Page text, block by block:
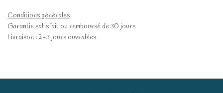
Conditions générales
Garantie satisfait ou remboursé de 30 jours
Livraison : 2-3 jours ouvrables